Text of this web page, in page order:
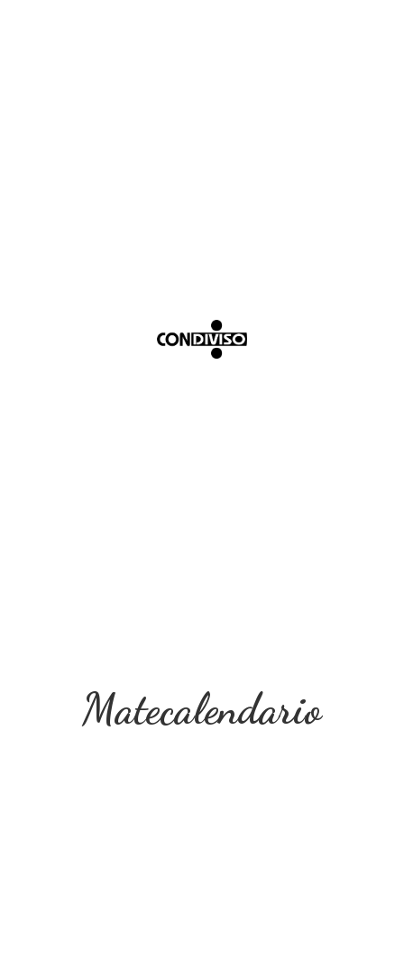
Matecalendario